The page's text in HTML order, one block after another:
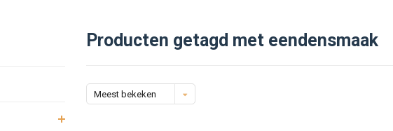
Producten getagd met eendensmaak
Meest bekeken